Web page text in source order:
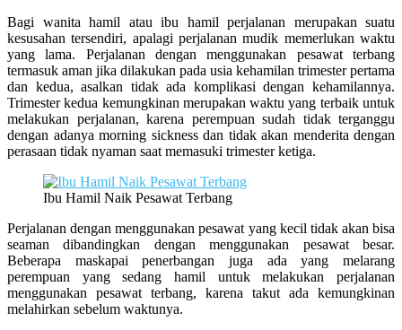
Bagi wanita hamil atau ibu hamil perjalanan merupakan suatu
kesusahan tersendiri, apalagi perjalanan mudik memerlukan waktu
yang lama. Perjalanan dengan menggunakan pesawat terbang
termasuk aman jika dilakukan pada usia kehamilan trimester pertama
dan kedua, asalkan tidak ada komplikasi dengan kehamilannya.
Trimester kedua kemungkinan merupakan waktu yang terbaik untuk
melakukan perjalanan, karena perempuan sudah tidak terganggu
dengan adanya morning sickness dan tidak akan menderita dengan
perasaan tidak nyaman saat memasuki trimester ketiga.
Ibu Hamil Naik Pesawat Terbang
Perjalanan dengan menggunakan pesawat yang kecil tidak akan bisa
seaman dibandingkan dengan menggunakan pesawat besar.
Beberapa maskapai penerbangan juga ada yang melarang
perempuan yang sedang hamil untuk melakukan perjalanan
menggunakan pesawat terbang, karena takut ada kemungkinan
melahirkan sebelum waktunya.